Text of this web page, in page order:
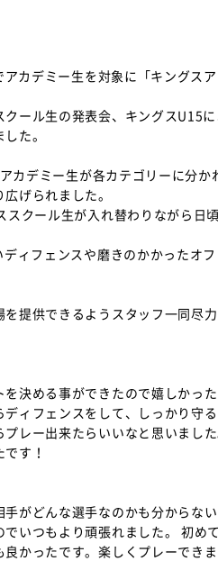
カデミー生を対象に「キングス
ール生の発表会、キングスU15に
た。
デミー生が各カテゴリーに分か
げられました。
クール生が入れ替わりながら日
ィフェンスや磨きのかかったオ
提供できるようスタッフ一同尽力
決める事ができたので嬉しかっ
ィフェンスをして、しっかり守
レー出来たらいいなと思いました
す！
がどんな選手なのかも分からな
いつもより頑張れました。 初め
かったです。楽しくプレーできま